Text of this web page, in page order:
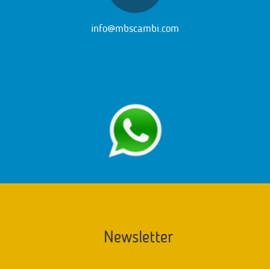
info@mbscambi.com
Newsletter